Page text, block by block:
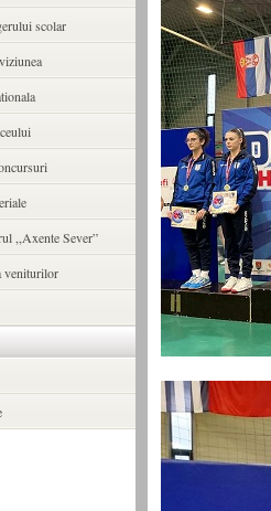
scolar
,,Axente Sever”
veniturilor